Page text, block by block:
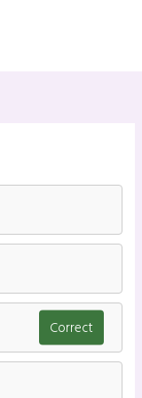
Correct